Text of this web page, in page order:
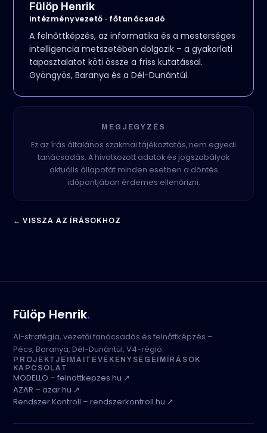
Fülöp Henrik
intézményvezető · főtanácsadó
A felnőttképzés, az informatika és a mesterséges
intelligencia metszetében dolgozik – a gyakorlati
tapasztalatot köti össze a friss kutatással.
Gyöngyös, Baranya és a Dél-Dunántúl.
MEGJEGYZÉS
Ez az írás általános szakmai tájékoztatás, nem egyedi
tanácsadás. A hivatkozott adatok és jogszabályok
aktuális állapotát minden esetben a döntés
időpontjában érdemes ellenőrizni.
← VISSZA AZ ÍRÁSOKHOZ
Fülöp Henrik.
AI-stratégia, vezetői tanácsadás és felnőttképzés –
Pécs, Baranya, Dél-Dunántúl, V4-régió.
PROJEKTJEIM AI TEVÉKENYSÉGEIM
ÍRÁSOK
KAPCSOLAT
MODELLO – felnottkepzes.hu ↗
AZAR – azar.hu ↗
Rendszer Kontroll – rendszerkontroll.hu ↗